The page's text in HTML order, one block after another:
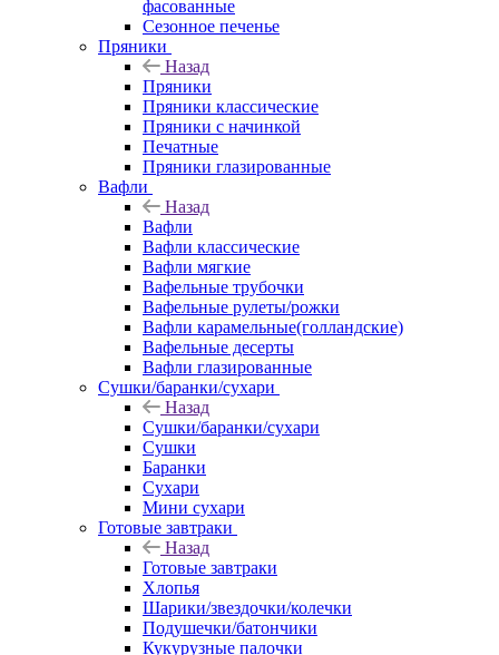
фасованные
Сезонное печенье
Пряники
Назад
Пряники
Пряники классические
Пряники с начинкой
Печатные
Пряники глазированные
Вафли
Назад
Вафли
Вафли классические
Вафли мягкие
Вафельные трубочки
Вафельные рулеты/рожки
Вафли карамельные(голландские)
Вафельные десерты
Вафли глазированные
Сушки/баранки/сухари
Назад
Сушки/баранки/сухари
Сушки
Баранки
Сухари
Мини сухари
Готовые завтраки
Назад
Готовые завтраки
Хлопья
Шарики/звездочки/колечки
Подушечки/батончики
Кукурузные палочки